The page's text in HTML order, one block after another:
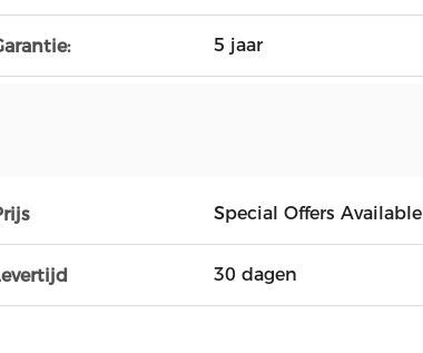
5 jaar
Special Offers Available
30 dagen